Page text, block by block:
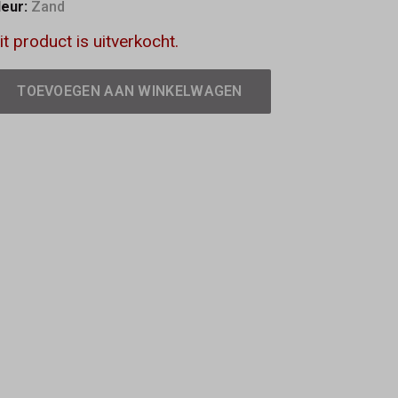
Zand
product is uitverkocht.
TOEVOEGEN AAN WINKELWAGEN